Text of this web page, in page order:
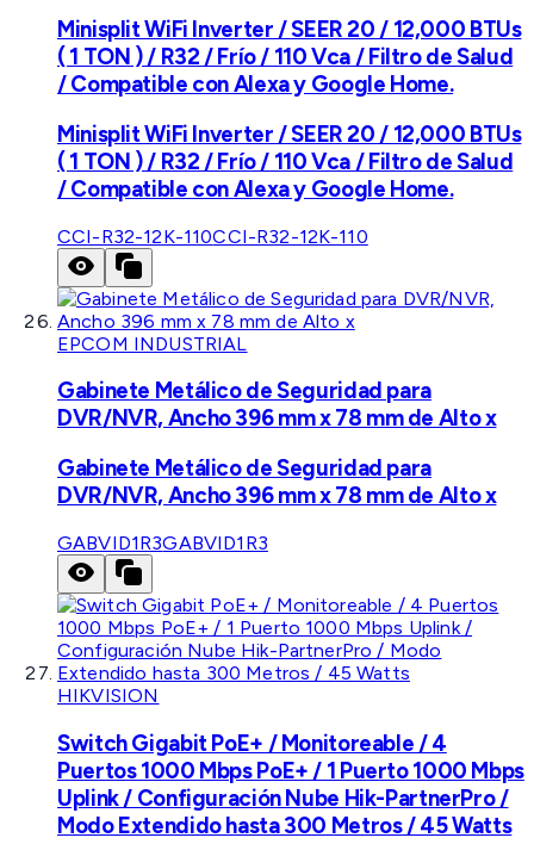
Minisplit WiFi Inverter / SEER 20 / 12,000 BTUs
( 1 TON ) / R32 / Frío / 110 Vca / Filtro de Salud
/ Compatible con Alexa y Google Home.
Minisplit WiFi Inverter / SEER 20 / 12,000 BTUs
( 1 TON ) / R32 / Frío / 110 Vca / Filtro de Salud
/ Compatible con Alexa y Google Home.
CCI-R32-12K-110CCI-R32-12K-110
EPCOM INDUSTRIAL
Gabinete Metálico de Seguridad para
DVR/NVR, Ancho 396 mm x 78 mm de Alto x
Gabinete Metálico de Seguridad para
DVR/NVR, Ancho 396 mm x 78 mm de Alto x
GABVID1R3GABVID1R3
HIKVISION
Switch Gigabit PoE+ / Monitoreable / 4
Puertos 1000 Mbps PoE+ / 1 Puerto 1000 Mbps
Uplink / Configuración Nube Hik-PartnerPro /
Modo Extendido hasta 300 Metros / 45 Watts